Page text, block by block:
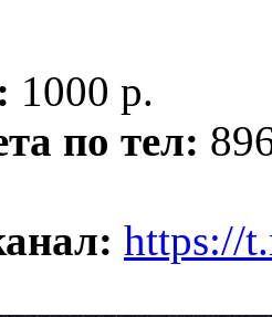
1000 р.
по тел:
https://